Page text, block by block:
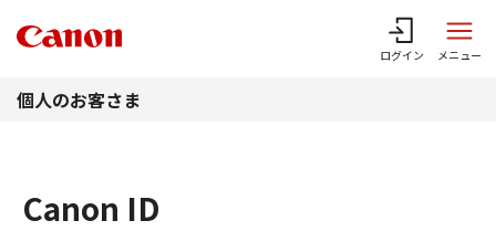
ログイン メニュー
個人のお客さま
Canon ID